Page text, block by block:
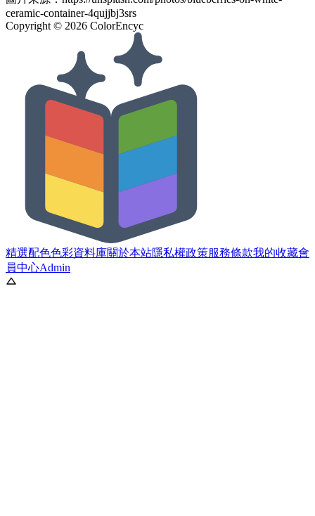
ceramic-container-4qujjbj3srs
Copyright © 2026 ColorEncyc
精選配色色彩資料庫關於本站隱私權政策服務條款我的收藏會
員中心Admin